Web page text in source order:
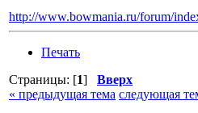
http://www.bowmania.ru/forum/
Печать
Страницы: [1] Вверх
« предыдущая тема следующая